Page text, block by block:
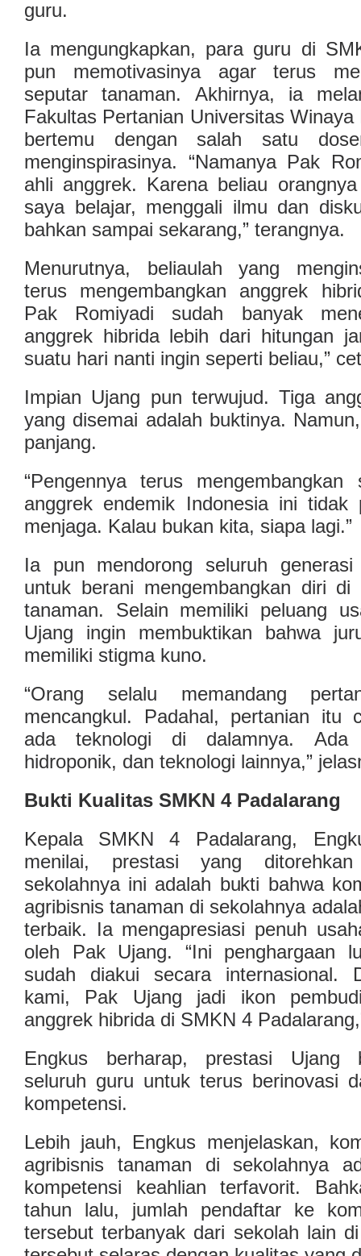
guru.
Ia mengungkapkan, para guru di
pun memotivasinya agar terus
seputar tanaman. Akhirnya, ia
Fakultas Pertanian Universitas
bertemu dengan salah satu
menginspirasinya. “Namanya Pak
ahli anggrek. Karena beliau
saya belajar, menggali ilmu dan
bahkan sampai sekarang,” terangnya.
Menurutnya, beliaulah yang
terus mengembangkan anggrek
Pak Romiyadi sudah banyak
anggrek hibrida lebih dari hitungan
suatu hari nanti ingin seperti beliau,”
Impian Ujang pun terwujud. Tiga
yang disemai adalah buktinya.
panjang.
“Pengennya terus mengembangkan
anggrek endemik Indonesia ini tidak
menjaga. Kalau bukan kita, siapa lagi.”
Ia pun mendorong seluruh
untuk berani mengembangkan diri di
tanaman. Selain memiliki peluang
Ujang ingin membuktikan bahwa
memiliki stigma kuno.
“Orang selalu memandang
mencangkul. Padahal, pertanian itu
ada teknologi di dalamnya. Ada
hidroponik, dan teknologi lainnya,”
Bukti Kualitas SMKN 4 Padalarang
Kepala SMKN 4 Padalarang,
menilai, prestasi yang
sekolahnya ini adalah bukti bahwa
agribisnis tanaman di sekolahnya
terbaik. Ia mengapresiasi penuh
oleh Pak Ujang. “Ini penghargaan
sudah diakui secara internasional.
kami, Pak Ujang jadi ikon
anggrek hibrida di SMKN 4
Engkus berharap, prestasi Ujang
seluruh guru untuk terus berinovasi
kompetensi.
Lebih jauh, Engkus menjelaskan,
agribisnis tanaman di sekolahnya
kompetensi keahlian terfavorit.
tahun lalu, jumlah pendaftar ke
tersebut terbanyak dari sekolah lain